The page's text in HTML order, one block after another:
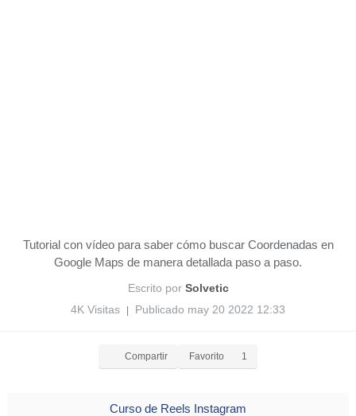
Tutorial con vídeo para saber cómo buscar Coordenadas en
Google Maps de manera detallada paso a paso.
Escrito por Solvetic
4K Visitas
Publicado may 20 2022 12:33
Compartir Favorito 1
Curso de Reels Instagram